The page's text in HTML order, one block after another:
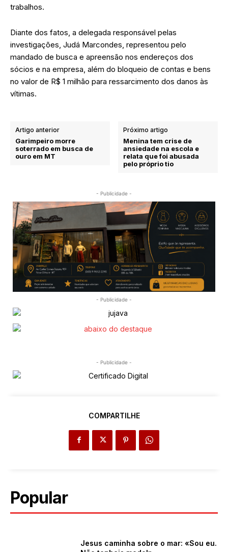
trabalhos.
Diante dos fatos, a delegada responsável pelas
investigações, Judá Marcondes, representou pelo
mandado de busca e apreensão nos endereços dos
sócios e na empresa, além do bloqueio de contas e bens
no valor de R$ 1 milhão para ressarcimento dos danos às
vítimas.
Artigo anterior
Garimpeiro morre
soterrado em busca de
ouro em MT
Próximo artigo
Menina tem crise de
ansiedade na escola e
relata que foi abusada
pelo próprio tio
- Publicidade -
- Publicidade -
- Publicidade -
COMPARTILHE
Popular
Jesus caminha sobre o mar: «Sou eu.